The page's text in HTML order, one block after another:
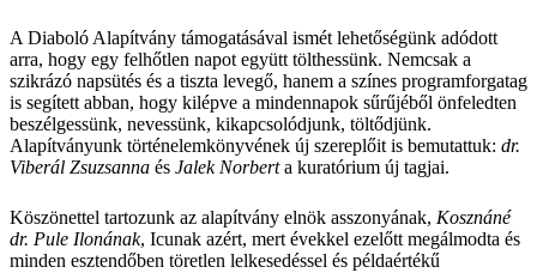
A Diaboló Alapítvány támogatásával ismét lehetőségünk adódott
arra, hogy egy felhőtlen napot együtt tölthessünk. Nemcsak a
szikrázó napsütés és a tiszta levegő, hanem a színes programforgatag
is segített abban, hogy kilépve a mindennapok sűrűjéből önfeledten
beszélgessünk, nevessünk, kikapcsolódjunk, töltődjünk.
Alapítványunk történelemkönyvének új szereplőit is bemutattuk: dr.
Viberál Zsuzsanna és Jalek Norberta kuratórium új tagjai.
Köszönettel tartozunk az alapítvány elnök asszonyának, Kosznáné
dr. Pule Ilonának, Icunak azért, mert évekkel ezelőtt megálmodta és
minden esztendőben töretlen lelkesedéssel és példaértékű